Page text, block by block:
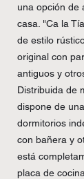
una opción de
casa. "Ca la
de estilo
original con
antiguos y
Distribuida de
dispone de
dormitorios
con bañera y
está
placa de